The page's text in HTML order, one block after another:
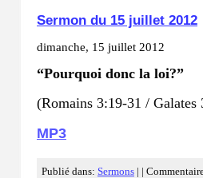
Sermon du 15 juillet 2012
dimanche, 15 juillet 2012
“Pourquoi donc la loi?”
(Romains 3:19-31 / Galates
MP3
Publié dans: Sermons | |